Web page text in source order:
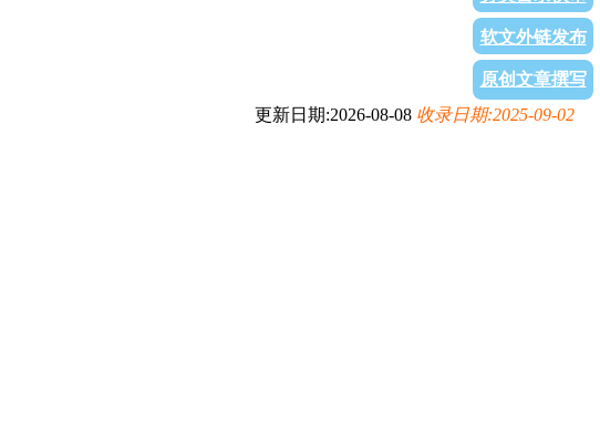
软文外链发布
原创文章撰写
更新日期:2026-08-08 收录日期:2025-09-02